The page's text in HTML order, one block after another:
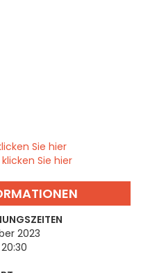
Sie hier
Sie hier
2023